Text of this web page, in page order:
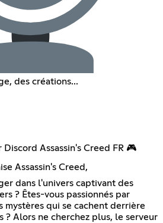
des créations...
Assassin's Creed FR 🎮
Assassin's Creed,
dans l'univers captivant des
? Êtes-vous passionnés par
mystères qui se cachent derrière
? Alors ne cherchez plus, le serveur